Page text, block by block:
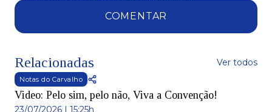
COMENTAR
Relacionadas Ver todos
Notas do Carvalho
Video: Pelo sim, pelo não, Viva a Convenção!